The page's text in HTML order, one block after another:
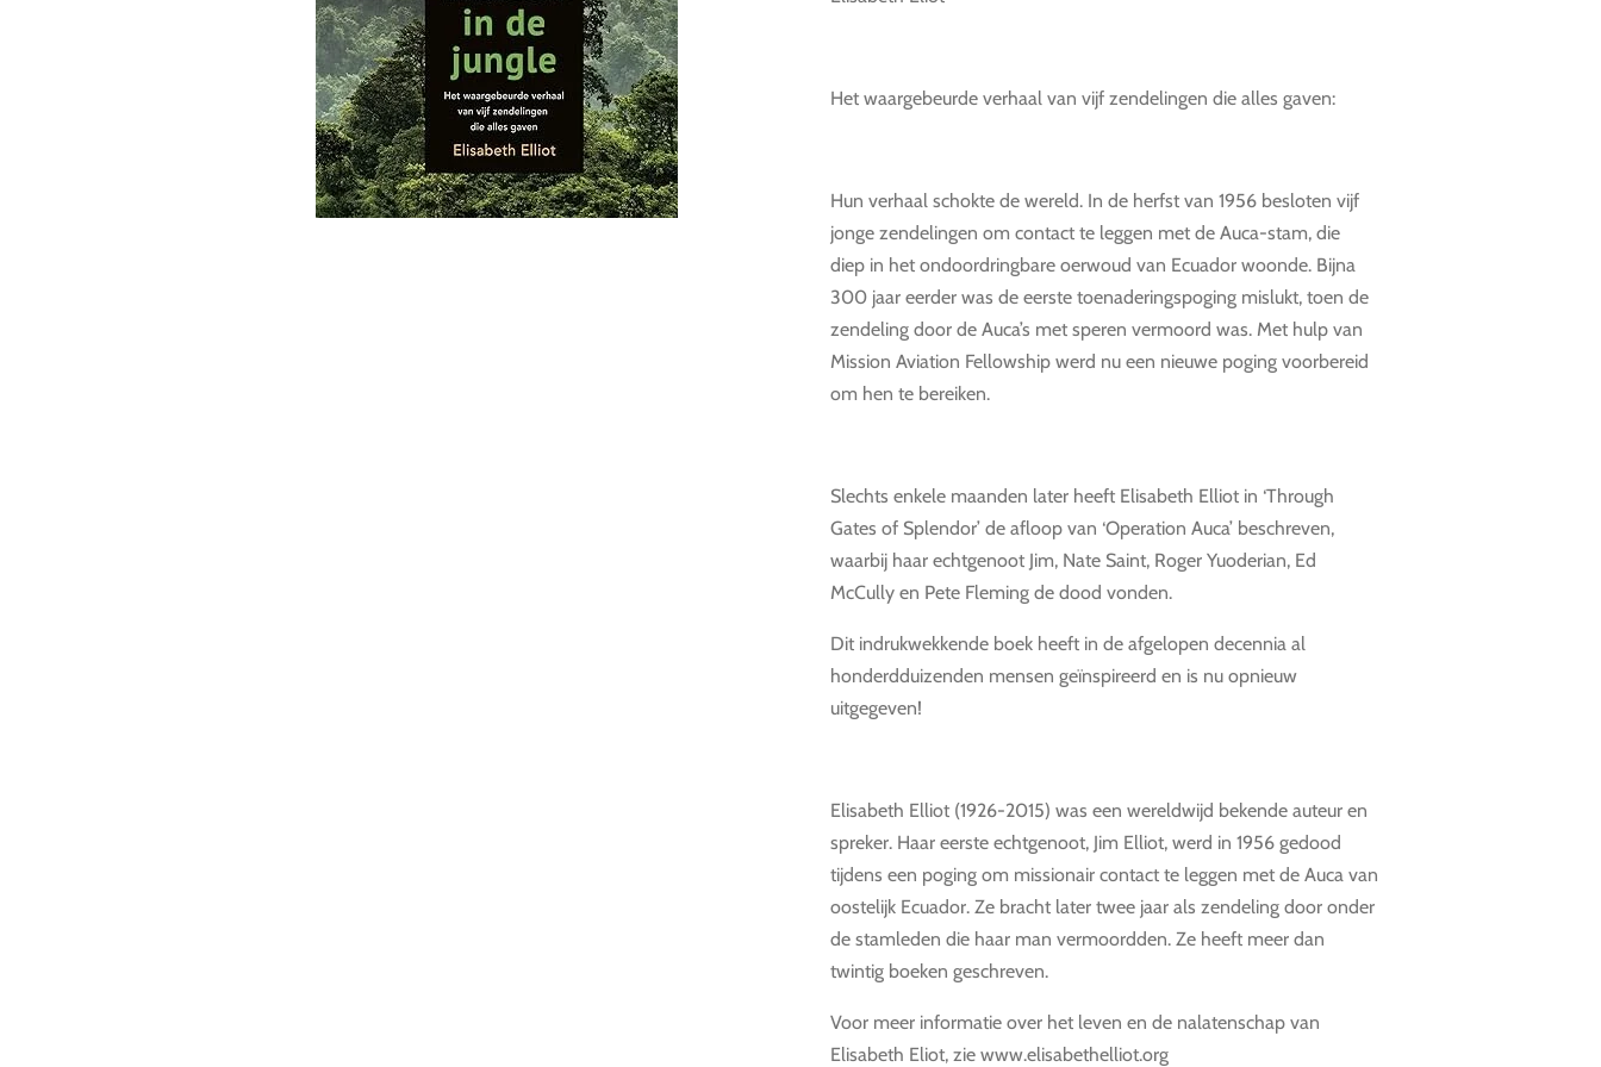
Het waargebeurde verhaal van vijf zendelingen die alles gaven:
Hun verhaal schokte de wereld. In de herfst van 1956 besloten vijf
jonge zendelingen om contact te leggen met de Auca-stam, die
diep in het ondoordringbare oerwoud van Ecuador woonde. Bijna
300 jaar eerder was de eerste toenaderingspoging mislukt, toen de
zendeling door de Auca’s met speren vermoord was. Met hulp van
Mission Aviation Fellowship werd nu een nieuwe poging voorbereid
om hen te bereiken.
Slechts enkele maanden later heeft Elisabeth Elliot in ‘Through
Gates of Splendor’ de afloop van ‘Operation Auca’ beschreven,
waarbij haar echtgenoot Jim, Nate Saint, Roger Yuoderian, Ed
McCully en Pete Fleming de dood vonden.
Dit indrukwekkende boek heeft in de afgelopen decennia al
honderdduizenden mensen geïnspireerd en is nu opnieuw
uitgegeven!
Elisabeth Elliot (1926-2015) was een wereldwijd bekende auteur en
spreker. Haar eerste echtgenoot, Jim Elliot, werd in 1956 gedood
tijdens een poging om missionair contact te leggen met de Auca van
oostelijk Ecuador. Ze bracht later twee jaar als zendeling door onder
de stamleden die haar man vermoordden. Ze heeft meer dan
twintig boeken geschreven.
Voor meer informatie over het leven en de nalatenschap van
Elisabeth Eliot, zie www.elisabethelliot.org